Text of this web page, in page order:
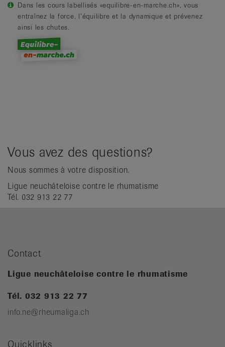
Dans les cours labellisés «equilibre-en-marche.ch», vous
entraînez la force, l’équilibre et la dynamique et prévenez
ainsi les chutes.
Vous avez des questions?
Nous sommes à votre disposition.
Ligue neuchâteloise contre le rhumatisme
Tél. 032 913 22 77
Contact
Ligue neuchâteloise contre le rhumatisme
Tél. 032 913 22 77
info.ne@rheumaliga.ch
Quicklinks